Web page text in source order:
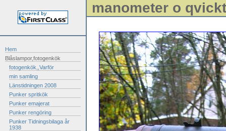
Hem
Blåslampor,fotogenkök
fotogenkök,,Varför
min samling
Länstidningen 2008
Punker spritkök
Punker emajerat
Punker rengöring
Punker Tidningsbilaga år
1938
manometer o